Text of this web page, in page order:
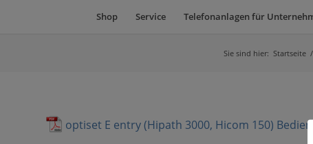
Shop Service Telefonanlagen für
Sie sind hier: Startseite /
optiset E entry (Hipath 3000, Hicom 150)